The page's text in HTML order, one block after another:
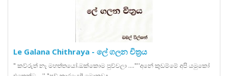
Le Galana Chithraya - ලේ ගලන චිත්‍රය
" කව්රුත් නෑ මහත්තයෝ.ඔක්කොම පුච්චලා ...."''අනේ කුඩම්මේ අපි යමුකෝ